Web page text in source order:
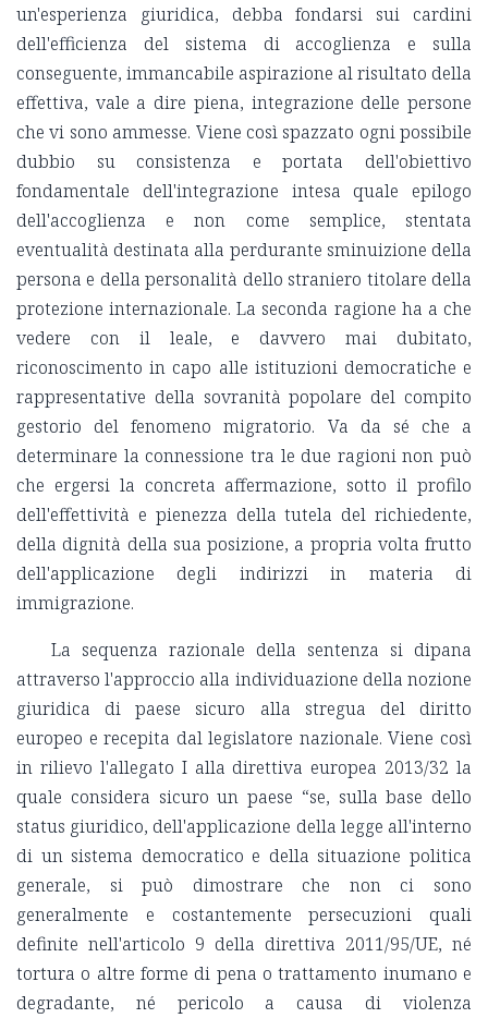
un'esperienza giuridica, debba fondarsi sui cardini
dell'efficienza del sistema di accoglienza e sulla
conseguente, immancabile aspirazione al risultato della
effettiva, vale a dire piena, integrazione delle persone
che vi sono ammesse. Viene così spazzato ogni possibile
dubbio su consistenza e portata dell'obiettivo
fondamentale dell'integrazione intesa quale epilogo
dell'accoglienza e non come semplice, stentata
eventualità destinata alla perdurante sminuizione della
persona e della personalità dello straniero titolare della
protezione internazionale. La seconda ragione ha a che
vedere con il leale, e davvero mai dubitato,
riconoscimento in capo alle istituzioni democratiche e
rappresentative della sovranità popolare del compito
gestorio del fenomeno migratorio. Va da sé che a
determinare la connessione tra le due ragioni non può
che ergersi la concreta affermazione, sotto il profilo
dell'effettività e pienezza della tutela del richiedente,
della dignità della sua posizione, a propria volta frutto
dell'applicazione degli indirizzi in materia di
immigrazione.
La sequenza razionale della sentenza si dipana
attraverso l'approccio alla individuazione della nozione
giuridica di paese sicuro alla stregua del diritto
europeo e recepita dal legislatore nazionale. Viene così
in rilievo l'allegato I alla direttiva europea 2013/32 la
quale considera sicuro un paese “se, sulla base dello
status giuridico, dell'applicazione della legge all'interno
di un sistema democratico e della situazione politica
generale, si può dimostrare che non ci sono
generalmente e costantemente persecuzioni quali
definite nell'articolo 9 della direttiva 2011/95/UE, né
tortura o altre forme di pena o trattamento inumano e
degradante, né pericolo a causa di violenza